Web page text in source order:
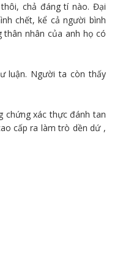
chả đáng tí nào. Đại
chết, kể cả người bình
nhân của anh họ có
luận. Người ta còn thấy
chứng xác thực đánh tan
cấp ra làm trò dền dứ ,